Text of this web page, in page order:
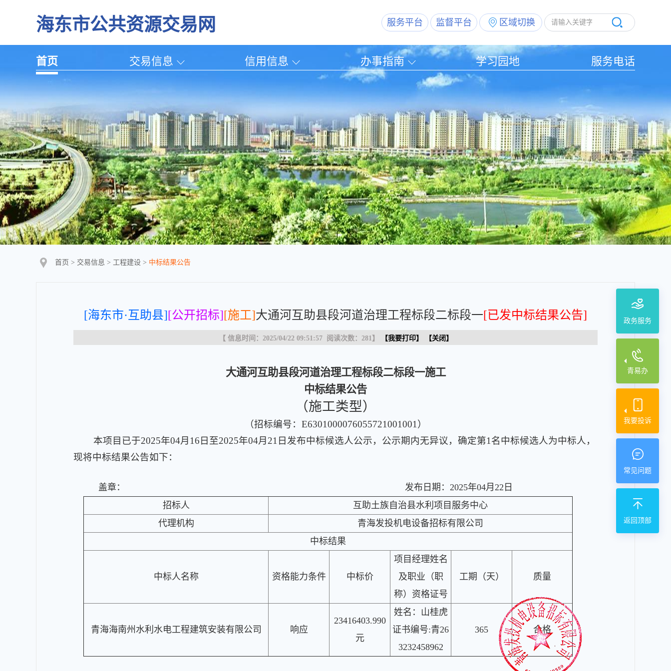
海东市公共资源交易网 服务平台 监督平台 区域切换
首页 交易信息 信用信息 办事指南 学习园地 服务电话
政务服务
青易办
我要投诉
常见问题
返回顶部
首页 > 交易信息 > 工程建设 > 中标结果公告
[海东市·互助县][公开招标][施工]大通河互助县段河道治理工程标段二标段一[已发中标结果公告]
【 信息时间：2025/04/22 09:51:57 阅读次数： 281 】 【我要打印】 【关闭 】
大通河互助县段河道治理工程标段二标段一施工
中标结果公告
（施工类型）
（招标编号：E6301000076055721001001）
本项目已于2025年04月16日至2025年04月21日发布中标候选人公示，公示期内无异议，确定第1名中标候选人为中标人，
现将中标结果公告如下：
盖章：
发布日期：2025年04月22日
招标人
互助土族自治县水利项目服务中心
代理机构
青海发投机电设备招标有限公司
中标结果
中标人名称 资格能力条件 中标价
项目经理姓名
及职业（职
称）资格证号
工期（天） 质量
青海海南州水利水电工程建筑安装有限公司 响应
23416403.990
元
姓名：山桂虎
证书编号:青26
3232458962
365 合格